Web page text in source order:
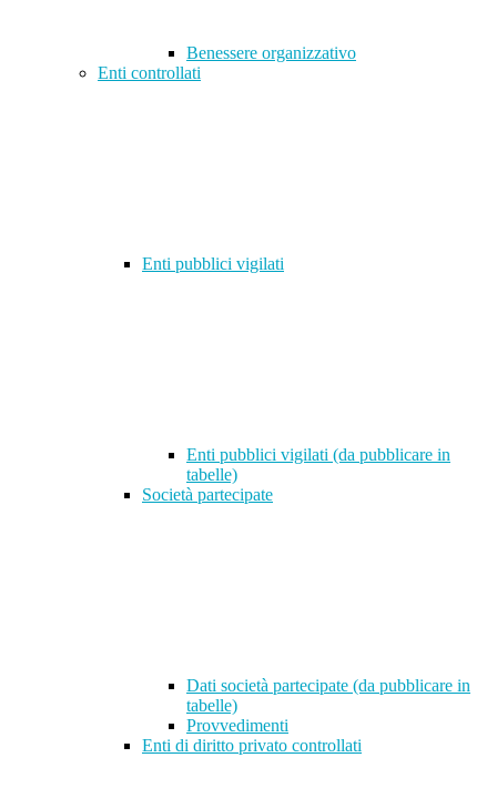
Benessere organizzativo
Enti controllati
Enti pubblici vigilati
Enti pubblici vigilati (da pubblicare in
tabelle)
Società partecipate
Dati società partecipate (da pubblicare in
tabelle)
Provvedimenti
Enti di diritto privato controllati